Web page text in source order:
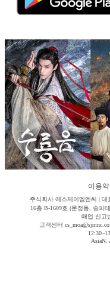
이용
주식회사 에스제이엠엔씨 |
16층 B-1609호 (문정동, 송파
매업 신고
고객센터
AsiaN.